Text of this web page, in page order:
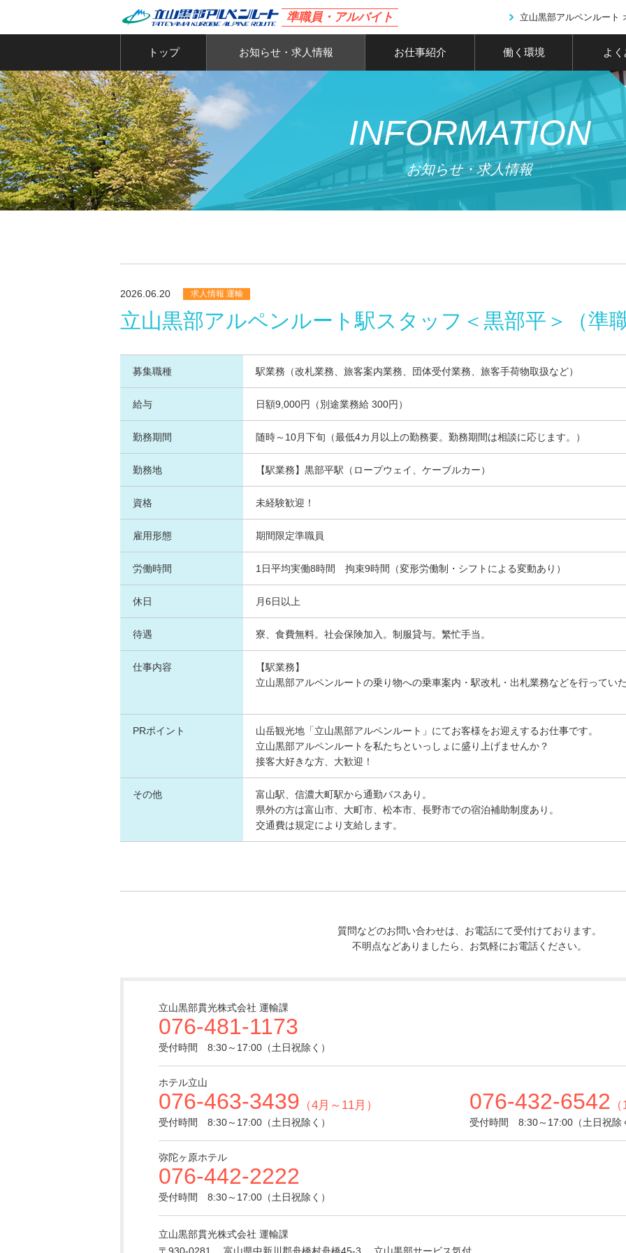
準職員・アルバイト
トップ お知らせ・求人情報 お仕事紹介 働く環境 よ
立山黒部アルペンルート
INFORMATION
お知らせ・求人情報
2026.06.20 求人情報 運輸
立山黒部アルペンルート駅スタッフ＜黒部平＞（準
募集職種 駅業務（改札業務、旅客案内業務、団体受付業務、旅客手荷物取扱など）
給与 日額9,000円（別途業務給 300円）
勤務期間 随時～10月下旬（最低4カ月以上の勤務要。勤務期間は相談に応じます。）
勤務地 【駅業務】黒部平駅（ロープウェイ、ケーブルカー）
資格 未経験歓迎！
雇用形態 期間限定準職員
労働時間 1日平均実働8時間 拘束9時間（変形労働制・シフトによる変動あり）
休日 月6日以上
待遇 寮、食費無料。社会保険加入。制服貸与。繁忙手当。
仕事内容
【駅業務】
立山黒部アルペンルートの乗り物への乗車案内・駅改札・出札業務などを行っていた
PRポイント
山岳観光地「立山黒部アルペンルート」にてお客様をお迎えするお仕事です。
立山黒部アルペンルートを私たちといっしょに盛り上げませんか？
接客大好きな方、大歓迎！
その他
富山駅、信濃大町駅から通勤バスあり。
県外の方は富山市、大町市、松本市、長野市での宿泊補助制度あり。
交通費は規定により支給します。
質問などのお問い合わせは、お電話にて受付けております。
不明点などありましたら、お気軽にお電話ください。
立山黒部貫光株式会社 運輸課
076-481-1173
受付時間 8:30～17:00（土日祝除く）
ホテル立山
076-463-3439 （4月～11月）
受付時間 8:30～17:00（土日祝除く）
076-432-6542
受付時間 8:30～17:00（土日祝除
弥陀ヶ原ホテル
076-442-2222
受付時間 8:30～17:00（土日祝除く）
立山黒部貫光株式会社 運輸課
〒930-0281
富山県中新川郡舟橋村舟橋45-3 立山黒部サービス気付